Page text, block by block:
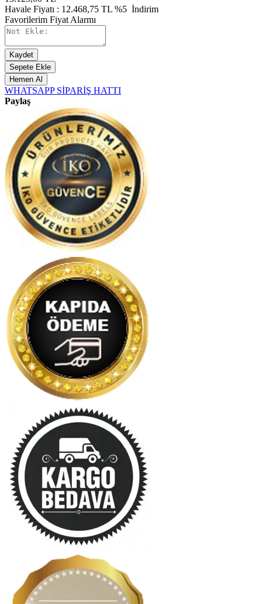
Havale Fiyatı : 12.468,75 TL %5 İndirim
Favorilerim Fiyat Alarmı
Kaydet
Sepete Ekle
Hemen Al
WHATSAPP SİPARİŞ HATTI
Paylaş